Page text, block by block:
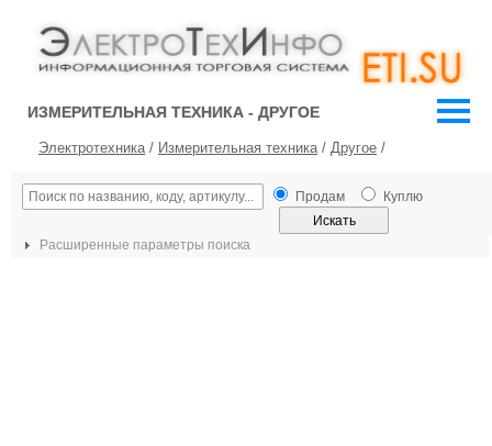
ИЗМЕРИТЕЛЬНАЯ ТЕХНИКА - ДРУГОЕ
Электротехника/ Измерительная техника/ Другое /
Продам Куплю
Расширенные параметры поиска